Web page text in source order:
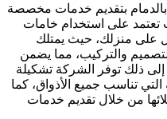
بتقديم خدمات مخصصة
تعتمد على استخدام خامات
على منزلك، حيث يمتلك
والتركيب، مما يضمن
إلى ذلك توفر الشركة تشكيلة
تناسب جميع الأذواق، كما
من خلال تقديم خدمات